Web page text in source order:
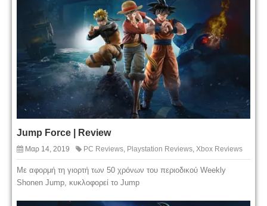
Jump Force | Review
Μαρ 14, 2019 PC Reviews, Playstation Reviews, Xbox Reviews
Με αφορμή τη γιορτή των 50 χρόνων του περιοδικού Weekly
Shonen Jump, κυκλοφορεί το Jump